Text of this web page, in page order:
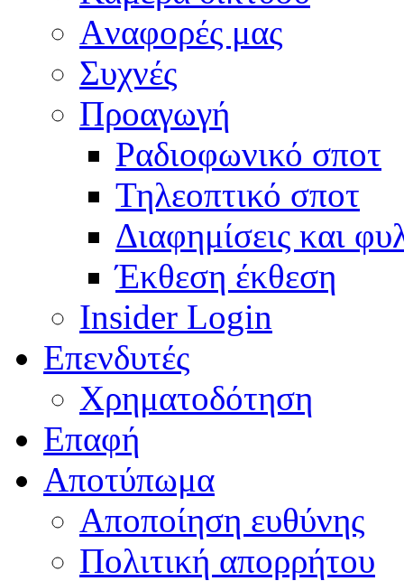
Aναφορές μας
Συχνές
Προαγωγή
Ραδιοφωνικό σποτ
Τηλεοπτικό σποτ
Διαφημίσεις και
Έκθεση έκθεση
Insider Login
Επενδυτές
Χρηματοδότηση
Eπαφή
Αποτύπωμα
Αποποίηση ευθύνης
Πολιτική απορρήτου